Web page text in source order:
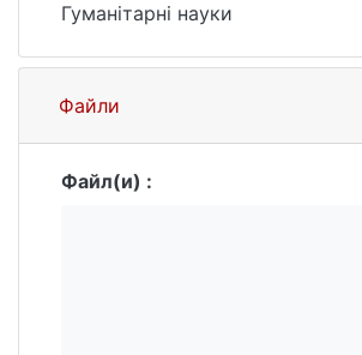
Гуманітарні науки
Файли
Файл(и) :